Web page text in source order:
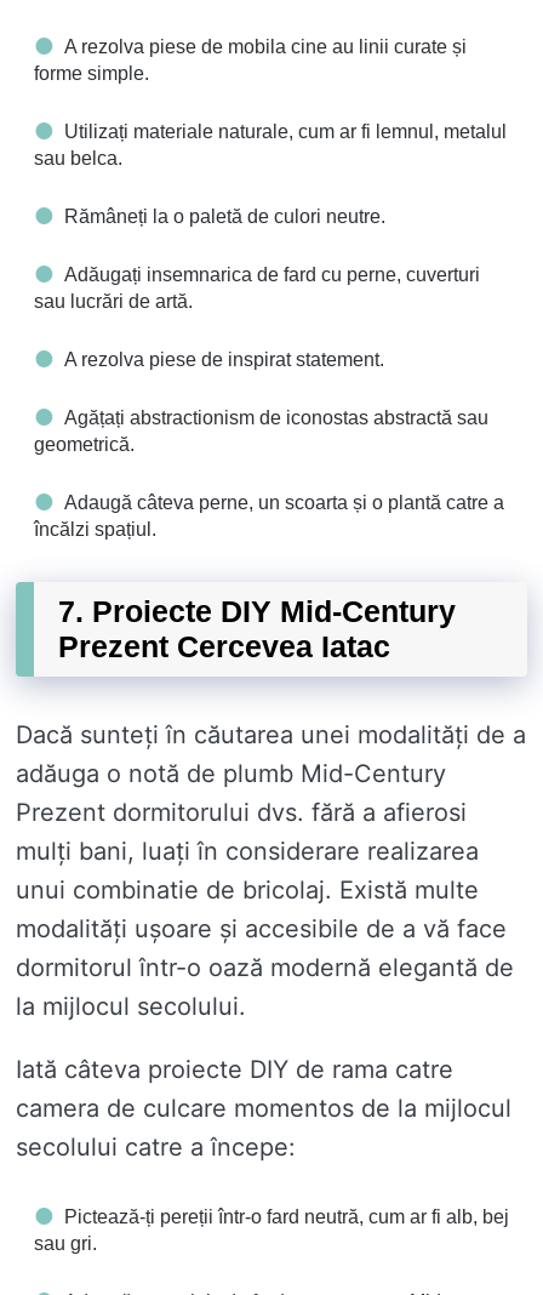
A rezolva piese de mobila cine au linii curate și
forme simple.
Utilizați materiale naturale, cum ar fi lemnul, metalul
sau belca.
Rămâneți la o paletă de culori neutre.
Adăugați insemnarica de fard cu perne, cuverturi
sau lucrări de artă.
A rezolva piese de inspirat statement.
Agățați abstractionism de iconostas abstractă sau
geometrică.
Adaugă câteva perne, un scoarta și o plantă catre a
încălzi spațiul.
7. Proiecte DIY Mid-Century
Prezent Cercevea Iatac
Dacă sunteți în căutarea unei modalități de a
adăuga o notă de plumb Mid-Century
Prezent dormitorului dvs. fără a afierosi
mulți bani, luați în considerare realizarea
unui combinatie de bricolaj. Există multe
modalități ușoare și accesibile de a vă face
dormitorul într-o oază modernă elegantă de
la mijlocul secolului.
Iată câteva proiecte DIY de rama catre
camera de culcare momentos de la mijlocul
secolului catre a începe:
Pictează-ți pereții într-o fard neutră, cum ar fi alb, bej
sau gri.